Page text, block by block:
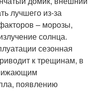
лучшего из-за
– морозы,
солнца.
сезонная
к трещинам, в
появлению